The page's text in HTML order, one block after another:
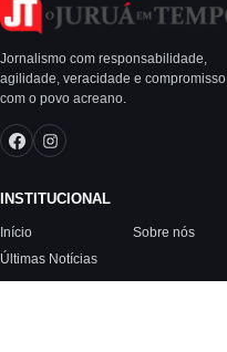
Jornalismo com responsabilidade,
agilidade, veracidade e compromisso
com o povo acreano.
INSTITUCIONAL
Início
Últimas Notícias
Sobre nós